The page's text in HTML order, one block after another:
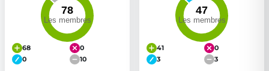
68
0
0
10
41
0
3
3